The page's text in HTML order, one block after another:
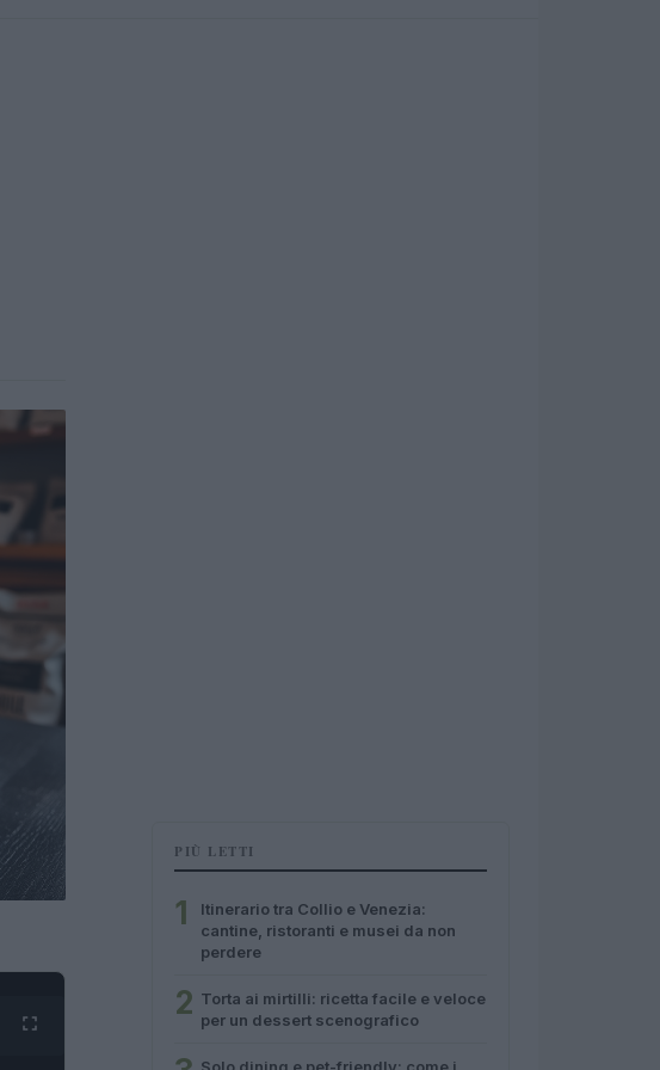
PIÙ LETTI
1
Itinerario tra Collio e Venezia:
cantine, ristoranti e musei da non
perdere
2 Torta ai mirtilli: ricetta facile e veloce
per un dessert scenografico